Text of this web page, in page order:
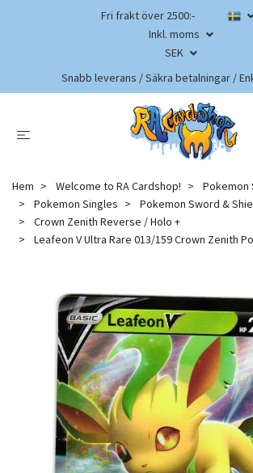
Fri frakt över 2500:-
Inkl. moms
SEK
Snabb leverans / Säkra betalningar /
Hem Welcome to RA Cardshop!
Pokemon
Pokemon Singles
Pokemon Sword &
Crown Zenith Reverse / Holo +
Leafeon V Ultra Rare 013/159 Crown Zenith